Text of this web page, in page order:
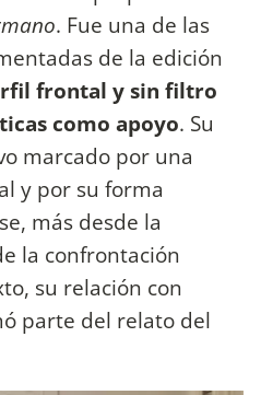
. Fue una de las
de la edición
frontal y sin filtro
como apoyo. Su
marcado por una
y por su forma
más desde la
la confrontación
su relación con
parte del relato del